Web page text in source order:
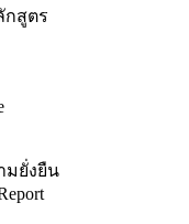
กสูตร
มยั่งยืน